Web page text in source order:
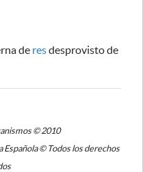
de resdesprovisto de
© 2010
Española © Todos los derechos